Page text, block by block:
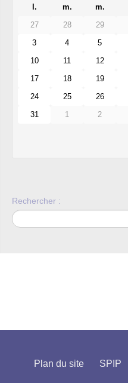
l.
m. m.
27
28 29
3
4 5
10
11 12
17
18 19
24
25 26
31
1 2
Rechercher :
Plan du site SPIP